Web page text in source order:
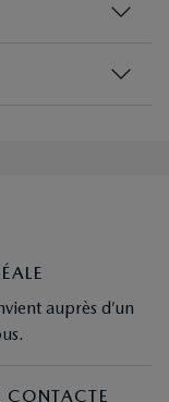
auprès d’un
CONTACTE